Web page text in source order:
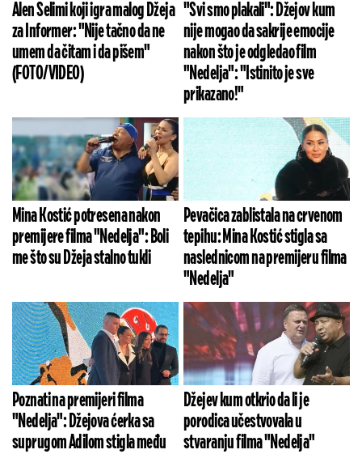
Alen Selimi koji igra malog Džeja
za Informer: "Nije tačno da ne
umem da čitam i da pišem"
(FOTO/VIDEO)
"Svi smo plakali": Džejov kum
nije mogao da sakrije emocije
nakon što je odgledao film
"Nedelja": "Istinito je sve
prikazano!"
Mina Kostić potresena nakon
premijere filma "Nedelja": Boli
me što su Džeja stalno tukli
Pevačica zablistala na crvenom
tepihu: Mina Kostić stigla sa
naslednicom na premijeru filma
"Nedelja"
Poznati na premijeri filma
"Nedelja": Džejova ćerka sa
suprugom Adilom stigla među
Džejev kum otkrio da li je
porodica učestvovala u
stvaranju filma "Nedelja"